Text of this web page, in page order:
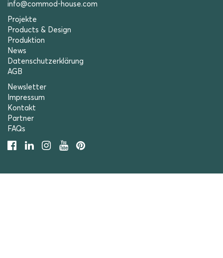
info@commod-house.com
Projekte
Products & Design
Produktion
News
Datenschutzerklärung
AGB
Newsletter
Impressum
Kontakt
Partner
FAQs